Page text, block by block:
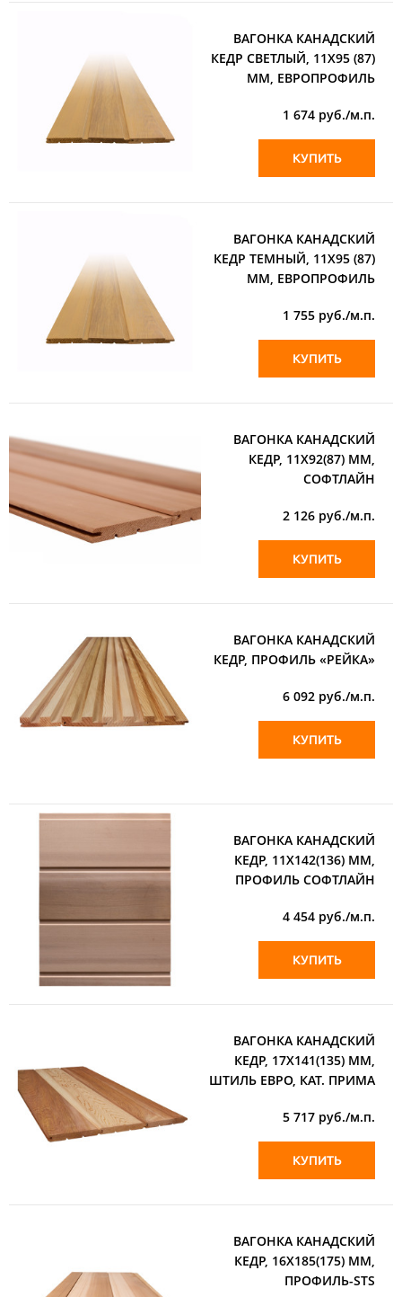
ВАГОНКА КАНАДСКИЙ
КЕДР СВЕТЛЫЙ, 11Х95 (87)
ММ, ЕВРОПРОФИЛЬ
1 674 руб./м.п.
КУПИТЬ
ВАГОНКА КАНАДСКИЙ
КЕДР ТЕМНЫЙ, 11Х95 (87)
ММ, ЕВРОПРОФИЛЬ
1 755 руб./м.п.
КУПИТЬ
ВАГОНКА КАНАДСКИЙ
КЕДР, 11Х92(87) ММ,
СОФТЛАЙН
2 126 руб./м.п.
КУПИТЬ
ВАГОНКА КАНАДСКИЙ
КЕДР, ПРОФИЛЬ «РЕЙКА»
6 092 руб./м.п.
КУПИТЬ
ВАГОНКА КАНАДСКИЙ
КЕДР, 11Х142(136) ММ,
ПРОФИЛЬ СОФТЛАЙН
4 454 руб./м.п.
КУПИТЬ
ВАГОНКА КАНАДСКИЙ
КЕДР, 17Х141(135) ММ,
ШТИЛЬ ЕВРО, КАТ. ПРИМА
5 717 руб./м.п.
КУПИТЬ
ВАГОНКА КАНАДСКИЙ
КЕДР, 16Х185(175) ММ,
ПРОФИЛЬ-STS